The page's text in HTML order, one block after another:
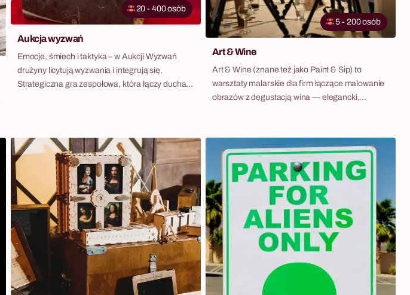
20 - 400 osób
Aukcja wyzwań
Emocje, śmiech i taktyka – w Aukcji Wyzwań
drużyny licytują wyzwania i integrują się.
Strategiczna gra zespołowa, która łączy ducha
5 - 200 osób
Art & Wine
Art & Wine (znane też jako Paint & Sip) to
warsztaty malarskie dla firm łączące malowanie
obrazów z degustacją wina — elegancki,
namacalnym: każdy uczestnik wychodzi z
własnoręcznie namalowanym płótnem.
Doświadczeni instruktorzy prowadzą
uczestników krok po kroku — od pierwszego
szkicu po finalne pociągnięcia pędzlem. Do
wyboru: wszyscy malują jeden wspólny motyw
(np. interpretację logo firmy) lub każdy tworzy
własne dzieło. W tle relaksująca muzyka, w dłoni
kieliszek wina — i sala konferencyjna zamienia
się w elegancką pracownię artystyczną. Fabryka
Atrakcji organizuje Art & Wine w całej Polsce —
przywozimy sztalugi, farby, płótna i pełne